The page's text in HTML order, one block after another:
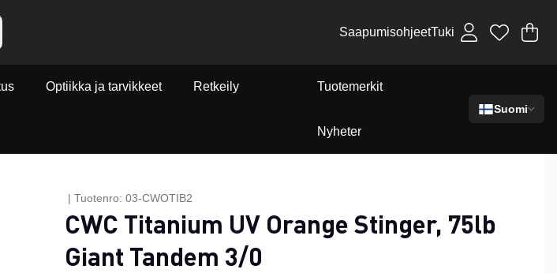
SaapumisohjeetTuki .
Optiikka ja tarvikkeet Retkeily Tuotemerkit
Nyheter
Suomi
| Tuotenro: 03-CWOTIB2
CWC Titanium UV Orange Stinger, 75lb
Giant Tandem 3/0